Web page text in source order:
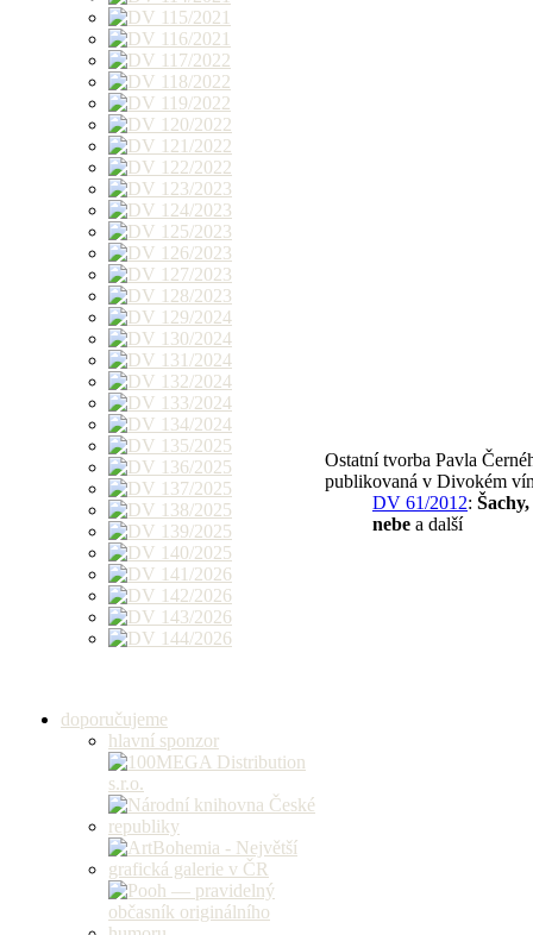
doporučujeme
hlavní sponzor
Ostatní tvorba Pavla
publikovaná v Divokém
DV 61/2012:
nebe a další